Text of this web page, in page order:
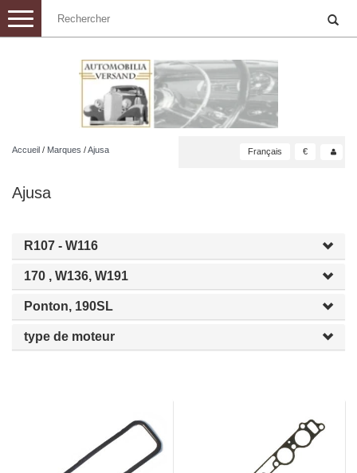
Toggle
navigation
Accueil / Marques /Ajusa Français €
Ajusa
R107 - W116
170 , W136, W191
Ponton, 190SL
type de moteur